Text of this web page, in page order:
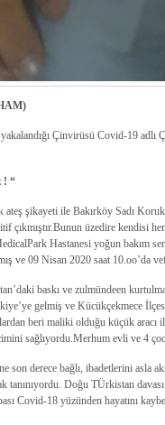
Çinvirüsü Covid-19 adlı
! “
şikayeti ile Bakırköy Sadı
üzedire kendisi
Hastanesi yoğun bakım
ve 09 Nisan 2020 saat 10.oo’da
baskı ve zulmündeen
gelmiş ve Kücükçekmece İlçesi
beri maliki olduğu küçük aracı
sağlıyordu.Merhum evli ve 4
derece bağlı, ibadetlerini asla
tanınıyordu. Doğu TÜrkistan
Covid-18 yüzünden hayatını